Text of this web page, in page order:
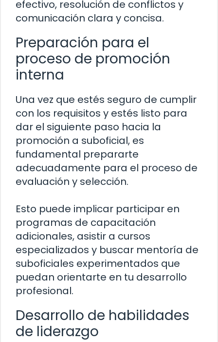
efectivo, resolución de conflictos y
comunicación clara y concisa.
Preparación para el
proceso de promoción
interna
Una vez que estés seguro de cumplir
con los requisitos y estés listo para
dar el siguiente paso hacia la
promoción a suboficial, es
fundamental prepararte
adecuadamente para el proceso de
evaluación y selección.
Esto puede implicar participar en
programas de capacitación
adicionales, asistir a cursos
especializados y buscar mentoría de
suboficiales experimentados que
puedan orientarte en tu desarrollo
profesional.
Desarrollo de habilidades
de liderazgo